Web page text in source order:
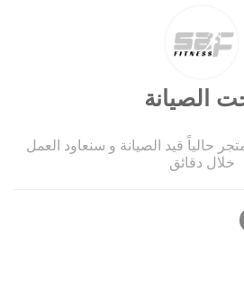
الصيانة
حالياً قيد الصيانة و سنعاود العمل
خلال دقائق